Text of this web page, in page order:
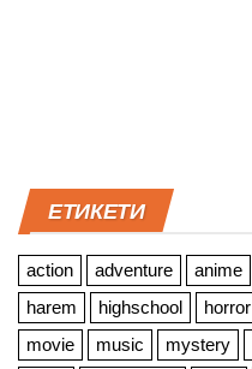
ЕТИКЕТИ
action adventure anime
harem
highschool horror
movie
music mystery